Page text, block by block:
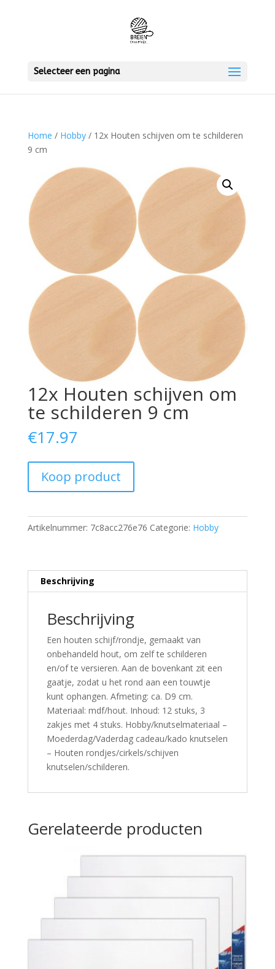
Selecteer een pagina
Home / Hobby/ 12x Houten schijven om te schilderen
9 cm
12x Houten schijven om
te schilderen 9 cm
€17.97
Koop product
Artikelnummer: 7c8acc276e76 Categorie: Hobby
Beschrijving
Beschrijving
Een houten schijf/rondje, gemaakt van
onbehandeld hout, om zelf te schilderen
en/of te versieren. Aan de bovenkant zit een
gaatje, zodat u het rond aan een touwtje
kunt ophangen. Afmeting: ca. D9 cm.
Materiaal: mdf/hout. Inhoud: 12 stuks, 3
zakjes met 4 stuks. Hobby/knutselmateriaal –
Moederdag/Vaderdag cadeau/kado knutselen
– Houten rondjes/cirkels/schijven
knutselen/schilderen.
Gerelateerde producten